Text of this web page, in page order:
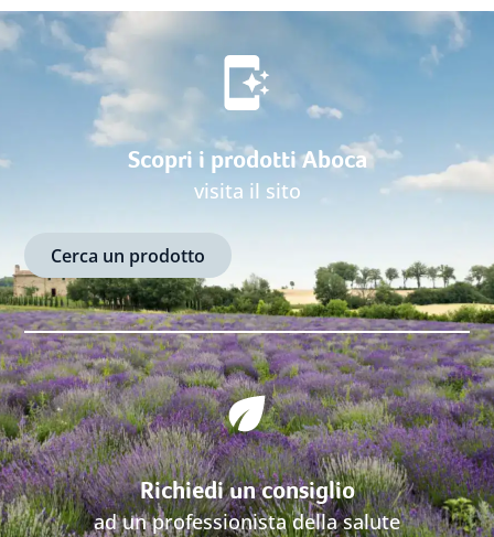
Scopri i prodotti Aboca
visita il sito
Cerca un prodotto
Richiedi un consiglio
ad un professionista della salute